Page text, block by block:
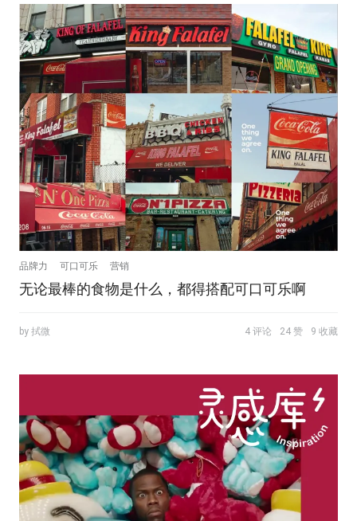
品牌力 可口可乐 营销
无论最棒的食物是什么，都得搭配可口可乐啊
by 拭微 4 评论 24 赞 9 收藏